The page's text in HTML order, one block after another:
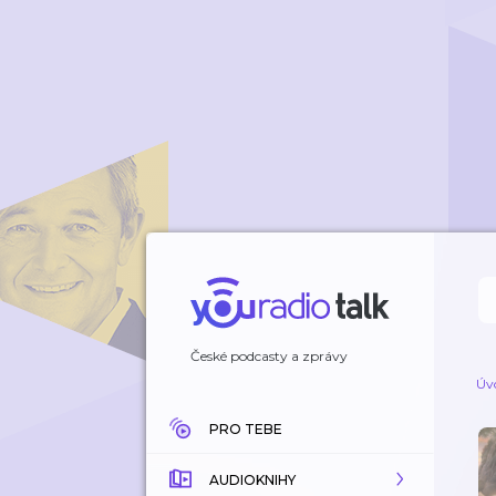
České podcasty a zprávy
PRO TEBE
AUDIOKNIHY